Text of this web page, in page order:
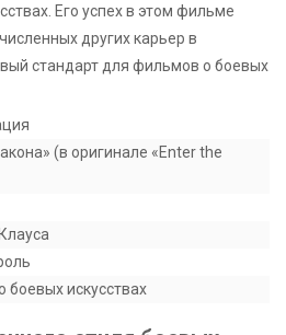
Его успех в этом фильме
других карьер в
стандарт для фильмов о боевых
(в оригинале «Enter the
боевых искусствах